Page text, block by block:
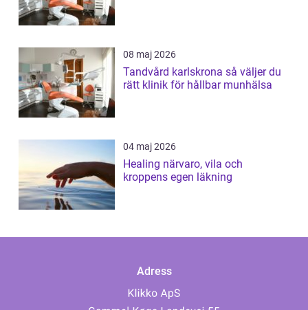
08 maj 2026
Tandvård karlskrona så väljer du
rätt klinik för hållbar munhälsa
04 maj 2026
Healing närvaro, vila och
kroppens egen läkning
Adress